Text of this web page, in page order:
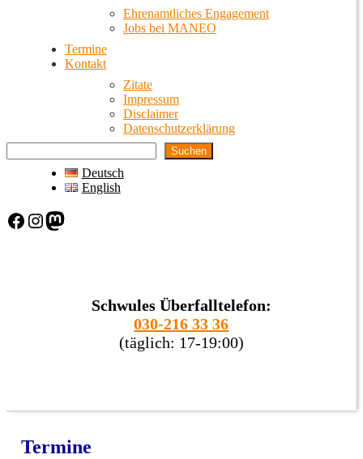
Ehrenamtliches Engagement
Jobs bei MANEO
Termine
Kontakt
Zitate
Impressum
Disclaimer
Datenschutzerklärung
Suchen
Deutsch
English
Facebook Instagram Mastodon
Schwules Überfalltelefon:
030-216 33 36
(täglich: 17-19:00)
Termine